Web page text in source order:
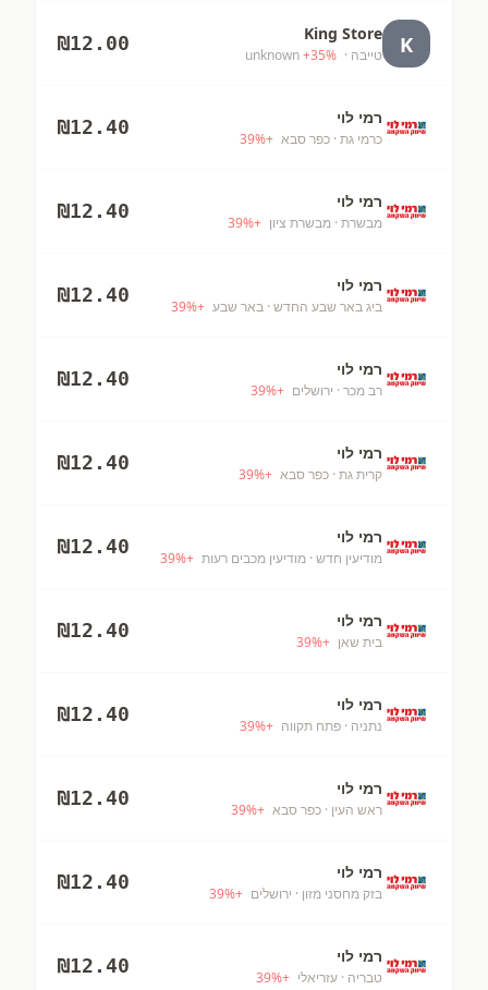
K
King Store
טייבה · unknown
+35%
₪12.00
רמי לוי
כרמי גת · כפר סבא +
39%
₪12.40
רמי לוי
מבשרת · מבשרת ציון +
39%
₪12.40
רמי לוי
ביג באר שבע החדש · באר שבע +
39%
₪12.40
רמי לוי
רב מכר · ירושלים +
39%
₪12.40
רמי לוי
קרית גת · כפר סבא +
39%
₪12.40
רמי לוי
מודיעין חדש · מודיעין מכבים רעות +
39%
₪12.40
רמי לוי
בית שאן +
39%
₪12.40
רמי לוי
נתניה · פתח תקווה +
39%
₪12.40
רמי לוי
ראש העין · כפר סבא +
39%
₪12.40
רמי לוי
בזק מחסני מזון · ירושלים +
39%
₪12.40
רמי לוי
טבריה · עזריאלי +
39%
₪12.40